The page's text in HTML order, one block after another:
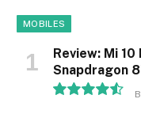
MOBILES
Review: Mi
Snapdragon